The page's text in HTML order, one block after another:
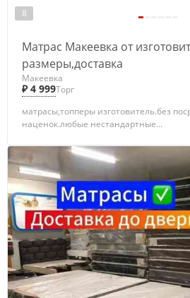
8
Матрас Макеевка от
размеры,доставка
Макеевка
₽ 4 999Торг
матрасы,топперы изготовитель.без
наценок.любые нестандартные...